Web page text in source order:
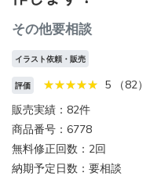
その他要相談
イラスト依頼・販売
評価
5 （82）
販売実績：82件
商品番号：6778
無料修正回数：2回
納期予定日数：要相談